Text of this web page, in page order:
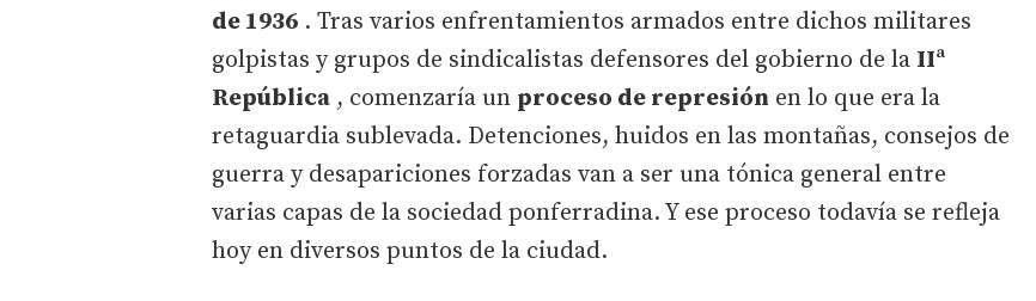
de 1936 . Tras varios enfrentamientos armados entre dichos militares
golpistas y grupos de sindicalistas defensores del gobierno de la IIª
República , comenzaría un proceso de represión en lo que era la
retaguardia sublevada. Detenciones, huidos en las montañas, consejos de
guerra y desapariciones forzadas van a ser una tónica general entre
varias capas de la sociedad ponferradina. Y ese proceso todavía se refleja
hoy en diversos puntos de la ciudad.